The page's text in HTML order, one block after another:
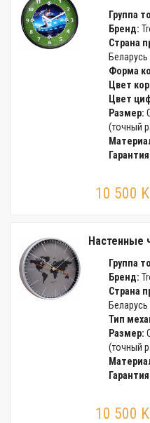
Группа
Бренд:
Страна
Беларусь
Форма
Цвет
Цвет
Размер:
(точный
10 500
Настенные
Группа
Бренд:
Страна
Беларусь
Тип
Размер:
(точный
10 500